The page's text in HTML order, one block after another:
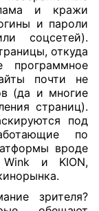
и кражи
и пароли
соцсетей).
откуда
программное
почти не
(да и многие
страниц).
под
по
вроде
Wink и KION,
зрителя?